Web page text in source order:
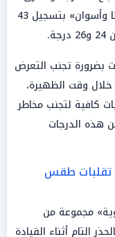
23 درجة، بينما تبلغ الحرارة ذروتها في «قنا وأسوان» بتسجيل 43
تجنب التعرض
وقت الظهيرة،
كافية لتجنب مخاطر
هذه الدرجات
تقلبات طقس
مجموعة من
التام أثناء القيادة